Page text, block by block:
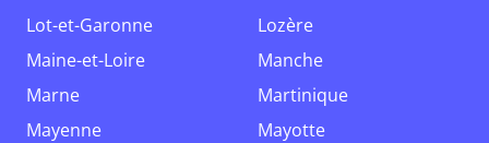
Lot-et-Garonne
Lozère
Maine-et-Loire
Manche
Marne
Martinique
Mayenne
Mayotte